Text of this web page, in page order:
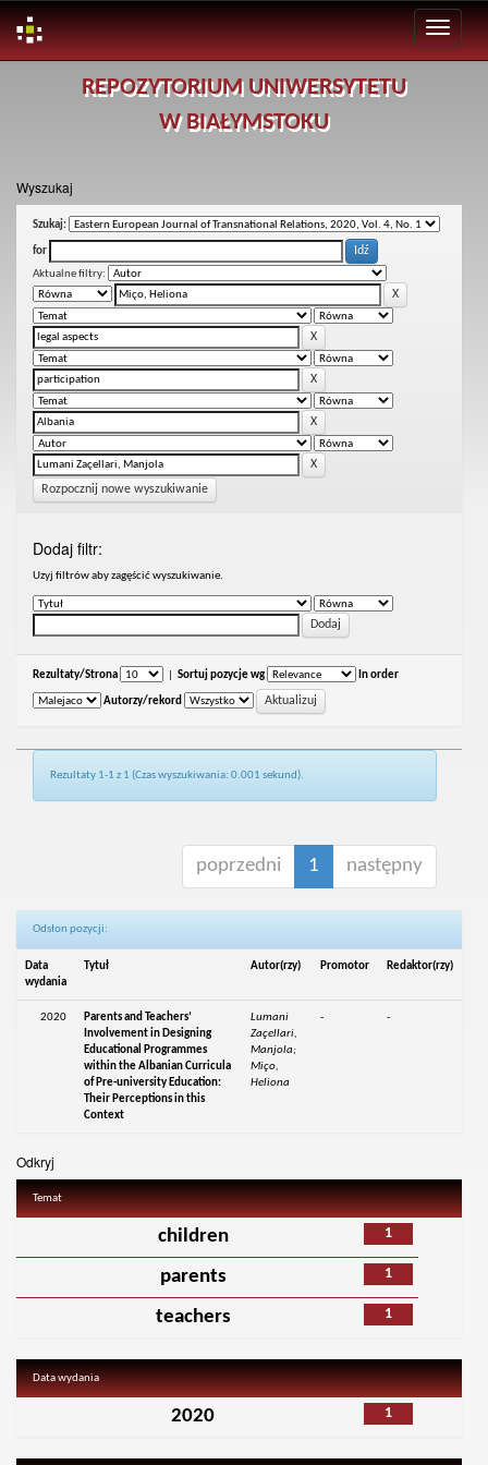
REPOZYTORIUM UNIWERSYTETU
W BIAŁYMSTOKU
Wyszukaj
Szukaj:
for
Aktualne filtry:
Rozpocznij nowe wyszukiwanie
Dodaj filtr:
Uzyj filtrów aby zagęścić wyszukiwanie.
Rezultaty/Strona Sortuj pozycje wg In order
Autorzy/rekord
Rezultaty 1-1 z 1 (Czas wyszukiwania: 0.001 sekund).
poprzedni 1 następny
Odsłon pozycji:
Data
wydania
Tytuł Autor(rzy) Promotor Redaktor(rzy)
2020
Parents and Teachers’
Involvement in Designing
Educational Programmes
within the Albanian Curricula
of Pre-university Education:
Their Perceptions in this
Context
Lumani
Zaçellari,
Manjola;
Miço,
Heliona
- -
Odkryj
Temat
1
children
1
parents
1
teachers
Data wydania
1
2020